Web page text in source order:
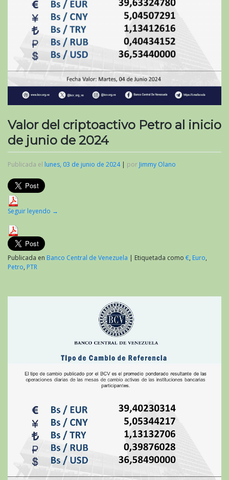
Valor del criptoactivo Petro al inicio
de junio de 2024
Publicada el lunes, 03 de junio de 2024| por Jimmy Olano
Seguir leyendo →
Publicada en Banco Central de Venezuela | Etiquetada como €, Euro,
Petro, PTR